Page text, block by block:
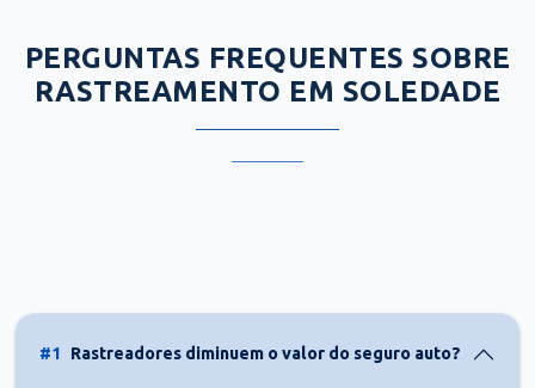
PERGUNTAS FREQUENTES SOBRE
RASTREAMENTO EM SOLEDADE
#1 Rastreadores diminuem o valor do seguro auto?